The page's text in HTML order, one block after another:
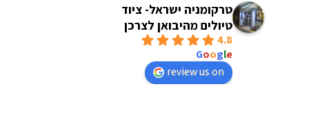
טרקומניה ישראל- ציוד
טיולים מהיבואן לצרכן
4.8
Google
review us on